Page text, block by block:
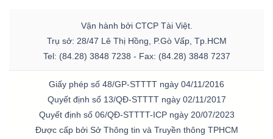
Vận hành bởi CTCP Tài Việt.
Trụ sở: 28/47 Lê Thị Hồng, P.Gò Vấp, Tp.HCM
Tel: (84.28) 3848 7238 - Fax: (84.28) 3848 7237
Giấy phép số 48/GP-STTTT ngày 04/11/2016
Quyết định số 13/QĐ-STTTT ngày 02/11/2017
Quyết định số 06/QĐ-STTTT-ICP ngày 20/07/2023
Được cấp bởi Sở Thông tin và Truyền thông TPHCM